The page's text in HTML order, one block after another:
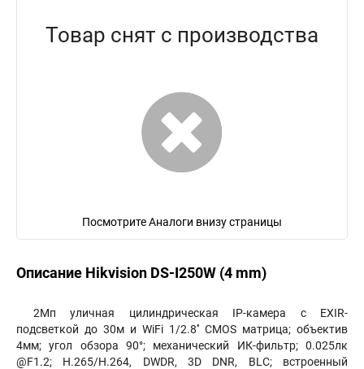
Товар снят с производства
Посмотрите Аналоги внизу страницы
Описание Hikvision DS-I250W (4 mm)
2Мп уличная цилиндрическая IP-камера c EXIR-
подсветкой до 30м и WiFi 1/2.8'' CMOS матрица; объектив
4мм; угол обзора 90°; механический ИК-фильтр; 0.025лк
@F1.2; H.265/H.264, DWDR, 3D DNR, BLC; встроенный